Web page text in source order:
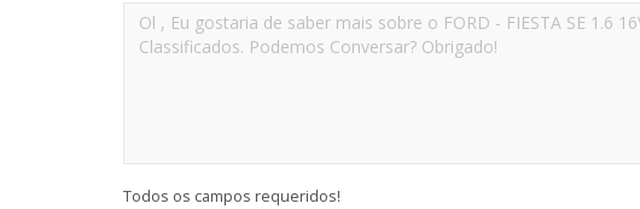
Todos os campos requeridos!